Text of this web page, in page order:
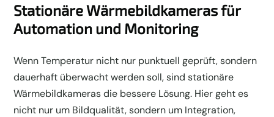
Stationäre Wärmebildkameras für
Automation und Monitoring
Wenn Temperatur nicht nur punktuell geprüft, sondern
dauerhaft überwacht werden soll, sind stationäre
Wärmebildkameras die bessere Lösung. Hier geht es
nicht nur um Bildqualität, sondern um Integration,